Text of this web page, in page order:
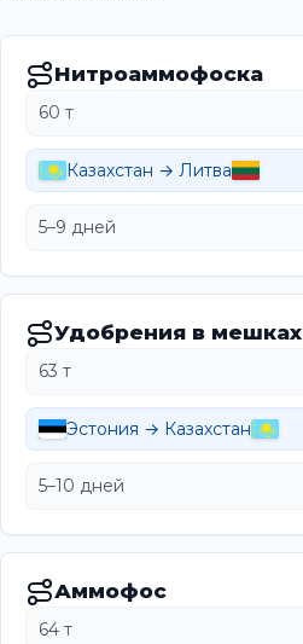
Нитроаммофоска
60 т
Казахстан → Литва
5–9 дней
Удобрения в мешках
63 т
Эстония → Казахстан
5–10 дней
Аммофос
64 т